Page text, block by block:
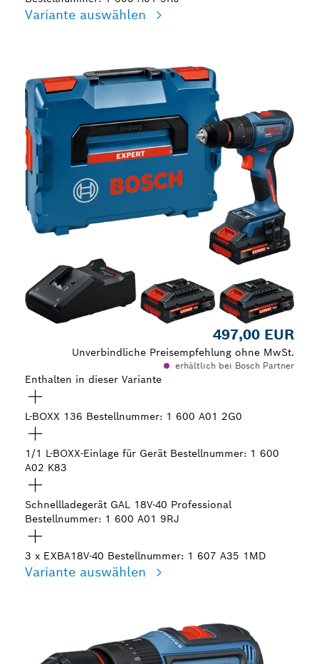
Variante auswählen
497,00 EUR
Unverbindliche Preisempfehlung ohne MwSt.
erhältlich bei Bosch Partner
Enthalten in dieser Variante
L-BOXX 136 Bestellnummer: 1 600 A01 2G0
1/1 L-BOXX-Einlage für Gerät Bestellnummer: 1 600
A02 K83
Schnellladegerät GAL 18V-40 Professional
Bestellnummer: 1 600 A01 9RJ
3 x EXBA18V-40 Bestellnummer: 1 607 A35 1MD
Variante auswählen